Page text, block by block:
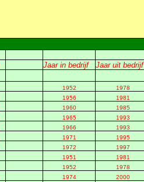
Jaar in bedrijf Jaar uit bedrijf
1952
1978
1956
1981
1960
1985
1965
1993
1966
1993
1971
1995
1972
1997
1951
1981
1952
1978
1974
2000